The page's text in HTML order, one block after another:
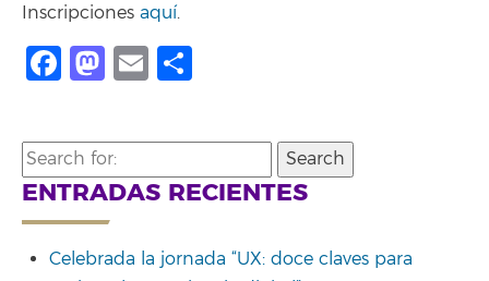
Inscripciones aquí.
Facebook
Mastodon
Email
Search
for:
ENTRADAS RECIENTES
Celebrada la jornada “UX: doce claves para